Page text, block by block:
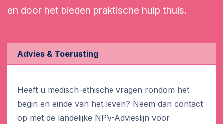
en door het bieden praktische hulp thuis.
Advies & Toerusting
Heeft u medisch-ethische vragen rondom het
begin en einde van het leven? Neem dan contact
op met de landelijke NPV-Advieslijn voor